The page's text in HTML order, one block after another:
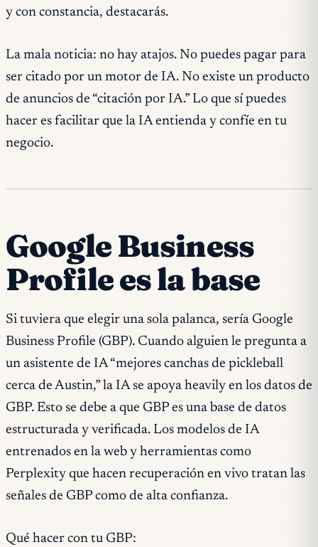
y con constancia, destacarás.
La mala noticia: no hay atajos. No puedes pagar para
ser citado por un motor de IA. No existe un producto
de anuncios de “citación por IA.” Lo que sí puedes
hacer es facilitar que la IA entienda y confíe en tu
negocio.
Google Business
Profile es la base
Si tuviera que elegir una sola palanca, sería Google
Business Profile (GBP). Cuando alguien le pregunta a
un asistente de IA “mejores canchas de pickleball
cerca de Austin,” la IA se apoya heavily en los datos de
GBP. Esto se debe a que GBP es una base de datos
estructurada y verificada. Los modelos de IA
entrenados en la web y herramientas como
Perplexity que hacen recuperación en vivo tratan las
señales de GBP como de alta confianza.
Qué hacer con tu GBP: